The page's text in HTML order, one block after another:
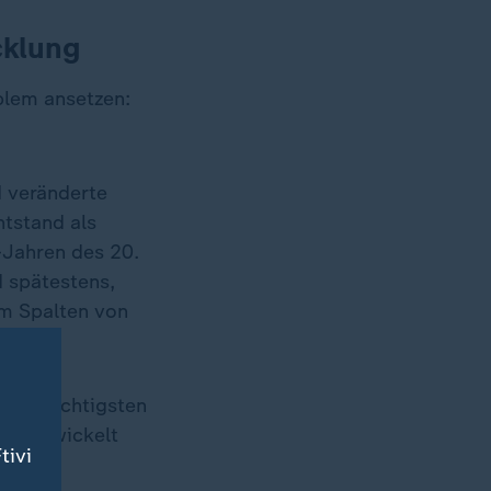
ansetzen:
veränderte
als
des 20.
spätestens,
Spalten von
wichtigsten
Entwickelt